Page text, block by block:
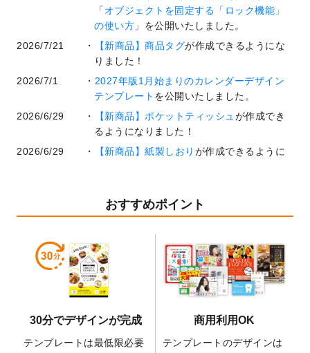
「オブジェクトを固定する「ロック機能」
の使い方 」を公開いたしました。
2026/7/21
【新商品】商品タグが作成できるようにな
りました！
2026/7/1
2027年版1月始まりのカレンダーデザイン
テンプレート を公開いたしました。
2026/6/29
【新商品】ポケットティッシュ が作成でき
るようになりました！
2026/6/29
【新商品】紙製しおり が作成できるように
業効率を上げる便利な操作方法3選！
開いたしました。
暑中見舞いのデザインテンプレート
しました。
2026/5/28
【新商品】マグネットステッカーが作成で
きるようになりました！
の全4ステップを解説！」を公開いたしまし
た。
おすすめポイント
30分でデザインが完成
テンプレートは最低限必要
商用利用OK
テンプレートのデザインは